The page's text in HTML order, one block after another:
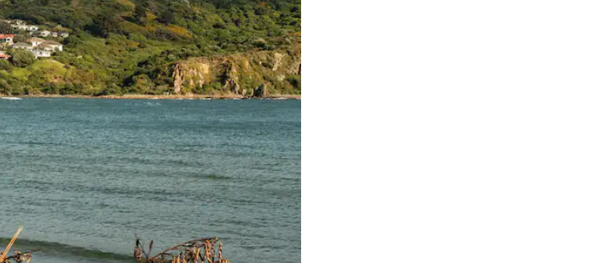
またはスワイプして検索結果を確認することができます。